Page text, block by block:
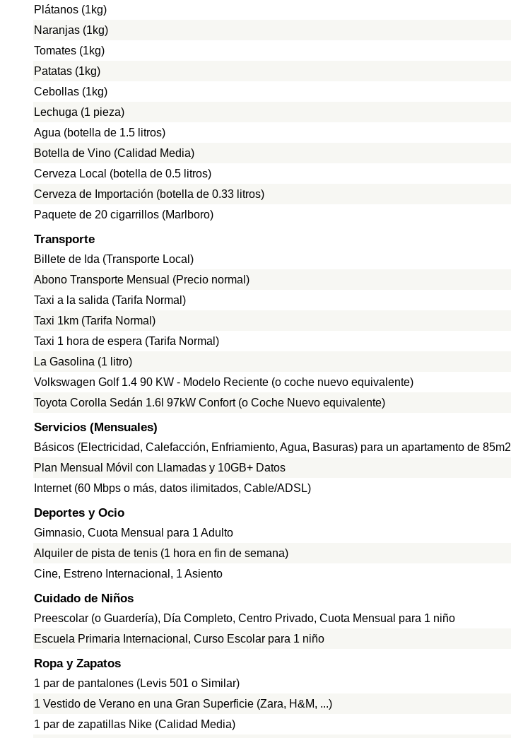
Plátanos (1kg)
Naranjas (1kg)
Tomates (1kg)
Patatas (1kg)
Cebollas (1kg)
Lechuga (1 pieza)
Agua (botella de 1.5 litros)
Botella de Vino (Calidad Media)
Cerveza Local (botella de 0.5 litros)
Cerveza de Importación (botella de 0.33 litros)
Paquete de 20 cigarrillos (Marlboro)
Transporte
Billete de Ida (Transporte Local)
Abono Transporte Mensual (Precio normal)
Taxi a la salida (Tarifa Normal)
Taxi 1km (Tarifa Normal)
Taxi 1 hora de espera (Tarifa Normal)
La Gasolina (1 litro)
Volkswagen Golf 1.4 90 KW - Modelo Reciente (o coche nuevo equivalente)
Toyota Corolla Sedán 1.6l 97kW Confort (o Coche Nuevo equivalente)
Servicios (Mensuales)
Básicos (Electricidad, Calefacción, Enfriamiento, Agua, Basuras) para un apartamento de 85m2
Plan Mensual Móvil con Llamadas y 10GB+ Datos
Internet (60 Mbps o más, datos ilimitados, Cable/ADSL)
Deportes y Ocio
Gimnasio, Cuota Mensual para 1 Adulto
Alquiler de pista de tenis (1 hora en fin de semana)
Cine, Estreno Internacional, 1 Asiento
Cuidado de Niños
Preescolar (o Guardería), Día Completo, Centro Privado, Cuota Mensual para 1 niño
Escuela Primaria Internacional, Curso Escolar para 1 niño
Ropa y Zapatos
1 par de pantalones (Levis 501 o Similar)
1 Vestido de Verano en una Gran Superficie (Zara, H&M, ...)
1 par de zapatillas Nike (Calidad Media)